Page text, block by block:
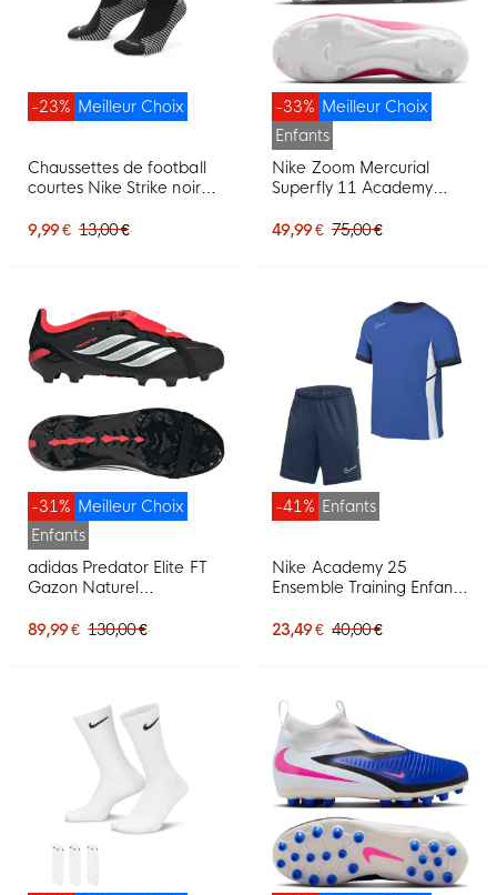
Meilleur Choix
-23%
Chaussettes de football
courtes Nike Strike noires
9,99 € 13,00 €
Meilleur Choix
-33%
Enfants
Nike Zoom Mercurial
Superfly 11 Academy
Chaussures de Foot (MG)
49,99 € 75,00 €
Meilleur Choix
-31%
Enfants
adidas Predator Elite FT
Gazon Naturel
Enfants Noir Blanc Rouge
89,99 € 130,00 €
-41% Enfants
Nike Academy 25
Ensemble Training Enfants
23,49 € 40,00 €